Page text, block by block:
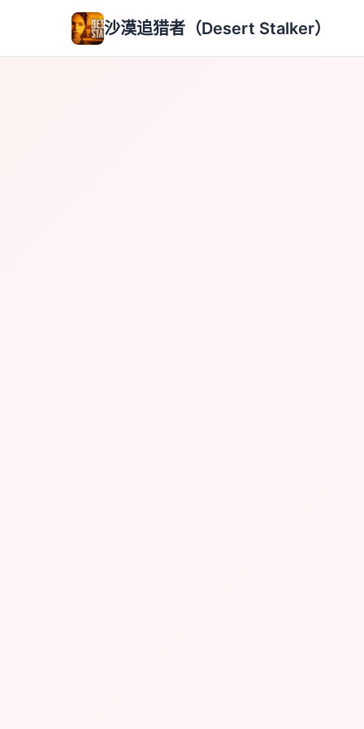
沙漠追猎者（Desert Stalker）